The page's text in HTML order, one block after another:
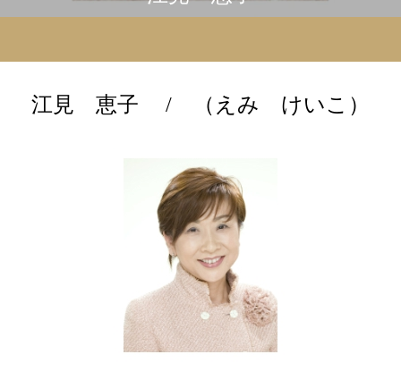
江見 恵子 / （えみ けいこ）